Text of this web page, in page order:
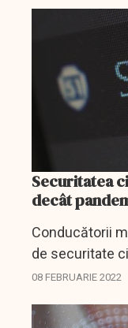
Securitatea
decât
Conducătorii
de securitate
pandemia de
08 FEBRUARIE 2022